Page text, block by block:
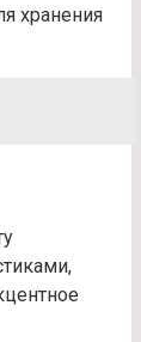
хранения